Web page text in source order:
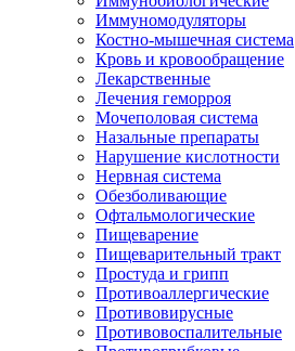
Иммуномодуляторы
Костно-мышечная система
Кровь и кровообращение
Лекарственные
Лечения геморроя
Мочеполовая система
Назальные препараты
Нарушение кислотности
Нервная система
Обезболивающие
Офтальмологические
Пищеварение
Пищеварительный тракт
Простуда и грипп
Противоаллергические
Противовирусные
Противовоспалительные